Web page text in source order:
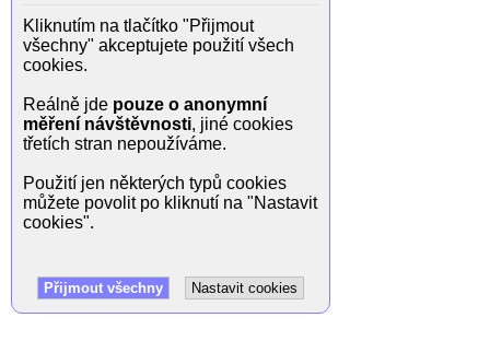
Kliknutím na tlačítko "Přijmout
všechny" akceptujete použití všech
cookies.
Reálně jde pouze o anonymní
měření návštěvnosti, jiné cookies
třetích stran nepoužíváme.
Použití jen některých typů cookies
můžete povolit po kliknutí na "Nastavit
cookies".
Přijmout všechny Nastavit cookies